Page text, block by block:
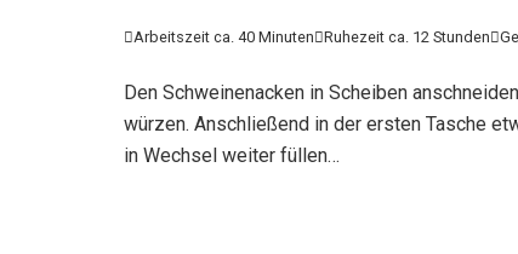
Arbeitszeit ca. 40 MinutenRuhezeit ca. 12 Stunden
Den Schweinenacken in Scheiben
würzen. Anschließend in der ersten Tasche
in Wechsel weiter füllen…